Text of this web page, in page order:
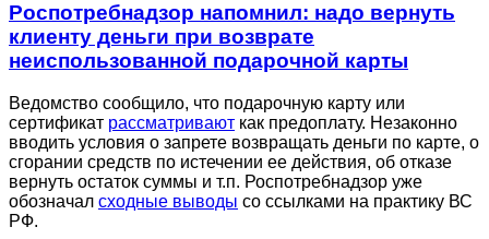
Роспотребнадзор напомнил: надо вернуть
клиенту деньги при возврате
неиспользованной подарочной карты
Ведомство сообщило, что подарочную карту или
сертификат рассматривают как предоплату. Незаконно
вводить условия о запрете возвращать деньги по карте, о
сгорании средств по истечении ее действия, об отказе
вернуть остаток суммы и т.п. Роспотребнадзор уже
обозначал сходные выводы со ссылками на практику ВС
РФ.